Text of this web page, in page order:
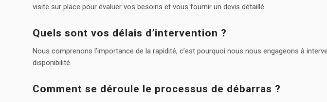
visite sur place pour évaluer vos besoins et vous fournir un devis détaillé.
Quels sont vos délais d’intervention ?
Nous comprenons l’importance de la rapidité, c’est pourquoi nous nous engageons à
disponibilité.
Comment se déroule le processus de débarras ?